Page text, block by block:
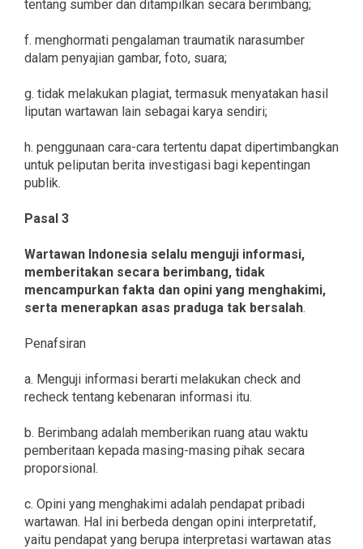
tentang sumber dan ditampilkan secara berimbang;
f. menghormati pengalaman traumatik narasumber
dalam penyajian gambar, foto, suara;
g. tidak melakukan plagiat, termasuk menyatakan hasil
liputan wartawan lain sebagai karya sendiri;
h. penggunaan cara-cara tertentu dapat dipertimbangkan
untuk peliputan berita investigasi bagi kepentingan
publik.
Pasal 3
Wartawan Indonesia selalu menguji informasi,
memberitakan secara berimbang, tidak
mencampurkan fakta dan opini yang menghakimi,
serta menerapkan asas praduga tak bersalah.
Penafsiran
a. Menguji informasi berarti melakukan check and
recheck tentang kebenaran informasi itu.
b. Berimbang adalah memberikan ruang atau waktu
pemberitaan kepada masing-masing pihak secara
proporsional.
c. Opini yang menghakimi adalah pendapat pribadi
wartawan. Hal ini berbeda dengan opini interpretatif,
yaitu pendapat yang berupa interpretasi wartawan atas